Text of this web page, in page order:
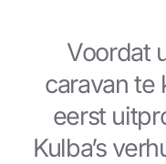
Voordat
caravan te
eerst
Kulba’s